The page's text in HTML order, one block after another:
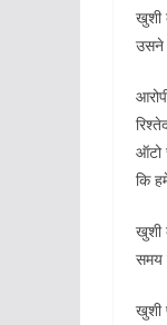
खुशी
उसने
ऑटो
कि
खुशी
समय
खुशी